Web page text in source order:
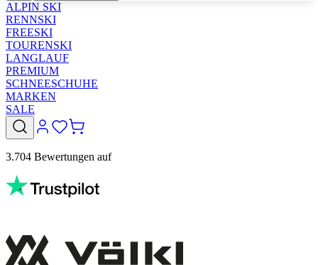
ALPIN SKI
RENNSKI
FREESKI
TOURENSKI
LANGLAUF
PREMIUM
SCHNEESCHUHE
MARKEN
SALE
3.704 Bewertungen auf